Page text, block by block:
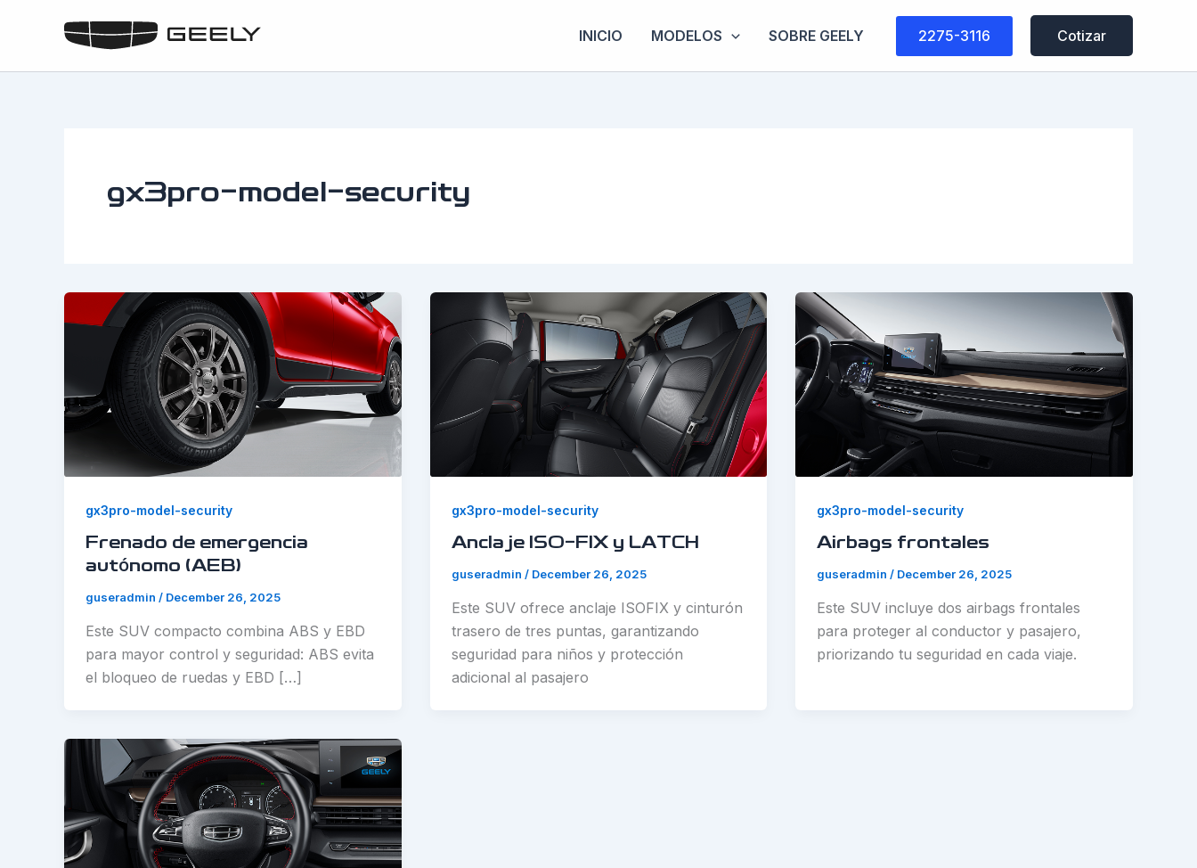
INICIO MODELOS SOBRE GEELY 2275-3116 Cotizar
gx3pro-model-security
gx3pro-model-security
Frenado de emergencia
autónomo (AEB)
guseradmin / December 26, 2025
Este SUV compacto combina ABS y EBD
para mayor control y seguridad: ABS evita
el bloqueo de ruedas y EBD […]
gx3pro-model-security
Anclaje ISO-FIX y LATCH
guseradmin / December 26, 2025
Este SUV ofrece anclaje ISOFIX y cinturón
trasero de tres puntas, garantizando
seguridad para niños y protección
adicional al pasajero
gx3pro-model-security
Airbags frontales
guseradmin/ December 26, 2025
Este SUV incluye dos airbags frontales
para proteger al conductor y pasajero,
priorizando tu seguridad en cada viaje.